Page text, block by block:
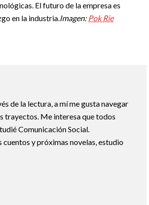
El futuro de la empresa es
en la industria.Imagen: Pok Rie
de la lectura, a mí me gusta navegar
trayectos. Me interesa que todos
Comunicación Social.
y próximas novelas, estudio